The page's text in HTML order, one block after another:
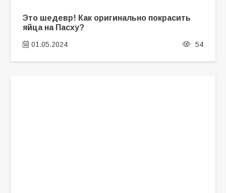
Это шедевр! Как оригинально покрасить
яйца на Пасху?
01.05.2024 54